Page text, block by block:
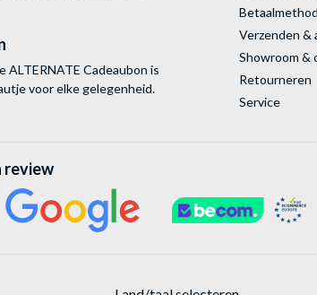
ALTERNATE Cadeaubon is
voor elke gelegenheid.
Verzenden &
Showroom &
Retourneren
Service
review